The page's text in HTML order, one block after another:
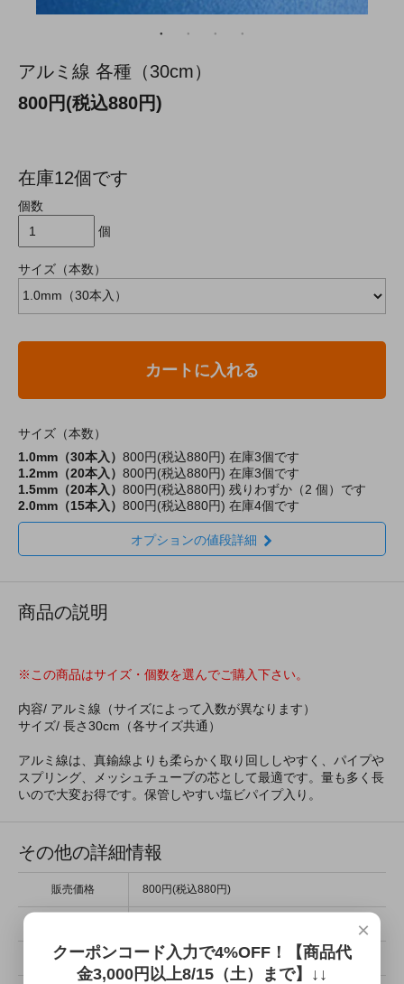
アルミ線 各種（30cm）
800円(税込880円)
在庫12個です
個数
個
サイズ（本数）
カートに入れる
サイズ（本数）
1.0mm（30本入） 800円(税込880円) 在庫3個です
1.2mm（20本入） 800円(税込880円) 在庫3個です
1.5mm（20本入） 800円(税込880円) 残りわずか（2 個）です
2.0mm（15本入） 800円(税込880円) 在庫4個です
オプションの値段詳細
商品の説明
※この商品はサイズ・個数を選んでご購入下さい。
内容/ アルミ線（サイズによって入数が異なります）
サイズ/ 長さ30cm（各サイズ共通）
アルミ線は、真鍮線よりも柔らかく取り回ししやすく、パイプや
スプリング、メッシュチューブの芯として最適です。量も多く長
いので大変お得です。保管しやすい塩ビパイプ入り。
その他の詳細情報
販売価格 800円(税込880円)
在庫状況 在庫12個です
×
クーポンコード入力で4%OFF！【商品代
金3,000円以上8/15（土）まで】↓↓